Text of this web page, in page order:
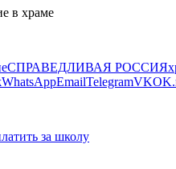
в храме
СПРАВЕДЛИВАЯ РОССИЯ
WhatsAppEmailTelegramVK
за школу